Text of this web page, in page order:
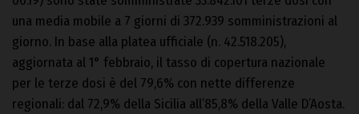
una media mobile a 7 giorni di 372.939 somministrazioni al
giorno. In base alla platea ufficiale (n. 42.518.205),
aggiornata al 1° febbraio, il tasso di copertura nazionale
per le terze dosi è del 79,6% con nette differenze
regionali: dal 72,9% della Sicilia all’85,8% della Valle D’Aosta.